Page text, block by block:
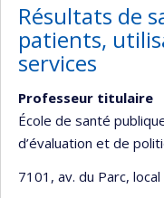
Résultats de
patients,
services
Professeur titulaire
École de santé
d’évaluation et de
7101, av. du Parc,